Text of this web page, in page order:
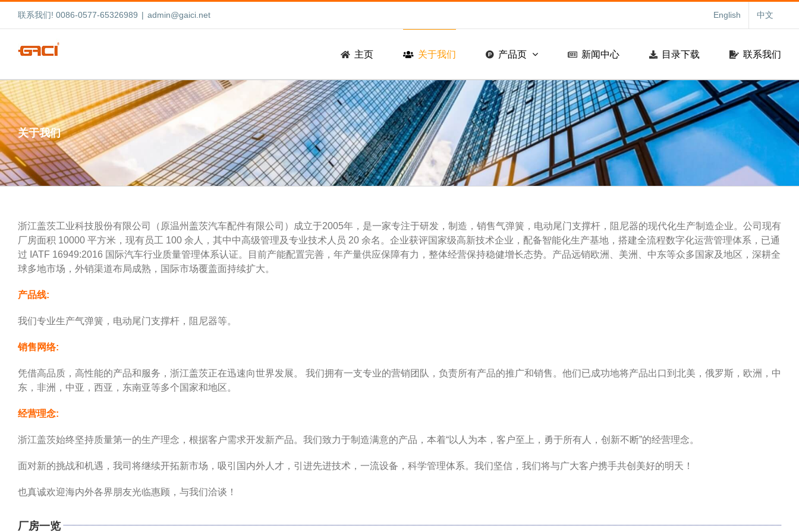
联系我们! 0086-0577-65326989 | admin@gaici.net English 中文
主页 关于我们 产品页 新闻中心 目录下载 联系我们
关于我们
浙江盖茨工业科技股份有限公司（原温州盖茨汽车配件有限公司）成立于2005年，是一家专注于研发，制造，销售气弹簧，电动尾门支撑杆，阻尼器的现代化生产制造企业。公司现有
厂房面积 10000 平方米，现有员工 100 余人，其中中高级管理及专业技术人员 20 余名。企业获评国家级高新技术企业，配备智能化生产基地，搭建全流程数字化运营管理体系，已通
过 IATF 16949:2016 国际汽车行业质量管理体系认证。目前产能配置完善，年产量供应保障有力，整体经营保持稳健增长态势。产品远销欧洲、美洲、中东等众多国家及地区，深耕全
球多地市场，外销渠道布局成熟，国际市场覆盖面持续扩大。
产品线:
我们专业生产气弹簧，电动尾门支撑杆，阻尼器等。
销售网络:
凭借高品质，高性能的产品和服务，浙江盖茨正在迅速向世界发展。 我们拥有一支专业的营销团队，负责所有产品的推广和销售。他们已成功地将产品出口到北美，俄罗斯，欧洲，中
东，非洲，中亚，西亚，东南亚等多个国家和地区。
经营理念:
浙江盖茨始终坚持质量第一的生产理念，根据客户需求开发新产品。我们致力于制造满意的产品，本着“以人为本，客户至上，勇于所有人，创新不断”的经营理念。
面对新的挑战和机遇，我司将继续开拓新市场，吸引国内外人才，引进先进技术，一流设备，科学管理体系。我们坚信，我们将与广大客户携手共创美好的明天！
也真诚欢迎海内外各界朋友光临惠顾，与我们洽谈！
厂房一览